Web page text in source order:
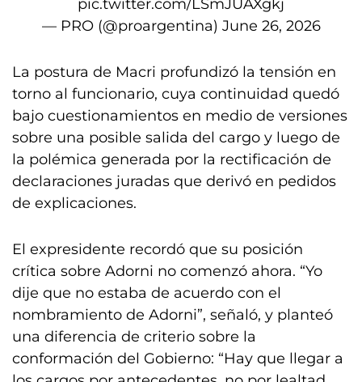
pic.twitter.com/LSmJUAXgkj
— PRO (@proargentina) June 26, 2026
La postura de Macri profundizó la tensión en
torno al funcionario, cuya continuidad quedó
bajo cuestionamientos en medio de versiones
sobre una posible salida del cargo y luego de
la polémica generada por la rectificación de
declaraciones juradas que derivó en pedidos
de explicaciones.
El expresidente recordó que su posición
crítica sobre Adorni no comenzó ahora. “Yo
dije que no estaba de acuerdo con el
nombramiento de Adorni”, señaló, y planteó
una diferencia de criterio sobre la
conformación del Gobierno: “Hay que llegar a